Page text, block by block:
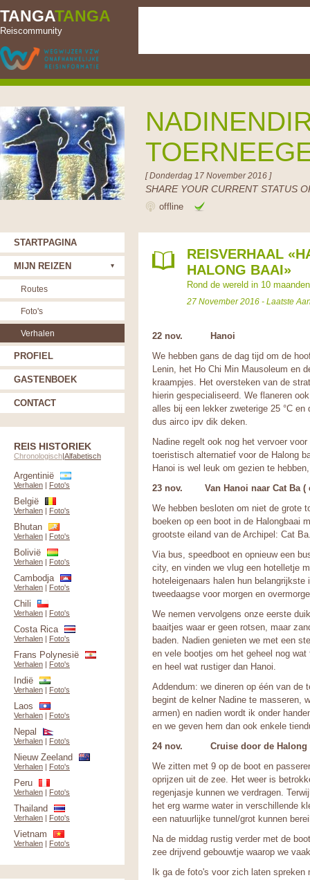
TANGATANGA
Reiscommunity
[ Donderdag 17 November 2016 ]
SHARE YOUR CURRENT STATUS
offline
REISVERHAAL
HALONG BAAI»
Rond de wereld in 10
27 November 2016 - Laatste
22 nov. Hanoi
We hebben gans de dag tijd om de
Lenin, het Ho Chi Min Mausoleum en
kraampjes. Het oversteken van de
hierin gespecialiseerd. We flaneren
alles bij een lekker zweterige 25 °C
dus airco ipv dik deken.
Nadine regelt ook nog het vervoer
toeristisch alternatief voor de Halong
Hanoi is wel leuk om gezien te
23 nov. Van Hanoi naar Cat Ba (
We hebben besloten om niet de grote
boeken op een boot in de Halongbaai
grootste eiland van de Archipel: Cat
Via bus, speedboot en opnieuw een
city, en vinden we vlug een hotelletje
hoteleigenaars halen hun
tweedaagse voor morgen en
We nemen vervolgens onze eerste
baaitjes waar er geen rotsen, maar
baden. Nadien genieten we met een
en vele bootjes om het geheel nog
en heel wat rustiger dan Hanoi.
Addendum: we dineren op één van de
begint de kelner Nadine te masseren,
armen) en nadien wordt ik onder
en we geven hem dan ook enkele
24 nov. Cruise door de Halong
We zitten met 9 op de boot en
oprijzen uit de zee. Het weer is
regenjasje kunnen we verdragen.
het erg warme water in verschillende
een natuurlijke tunnel/grot kunnen
Na de middag rustig verder met de
zee drijvend gebouwtje waarop we
Ik ga de foto's voor zich laten
STARTPAGINA
MIJN REIZEN
Routes
Foto's
Verhalen
PROFIEL
GASTENBOEK
CONTACT
REIS HISTORIEK
Chronologisch|Alfabetisch
Argentinië
Verhalen | Foto's
België
Verhalen | Foto's
Bhutan
Verhalen | Foto's
Bolivië
Verhalen | Foto's
Cambodja
Verhalen | Foto's
Chili
Verhalen | Foto's
Costa Rica
Verhalen | Foto's
Frans Polynesië
Verhalen | Foto's
Indië
Verhalen | Foto's
Laos
Verhalen | Foto's
Nepal
Verhalen | Foto's
Nieuw Zeeland
Verhalen | Foto's
Peru
Verhalen | Foto's
Thailand
Verhalen | Foto's
Vietnam
Verhalen | Foto's